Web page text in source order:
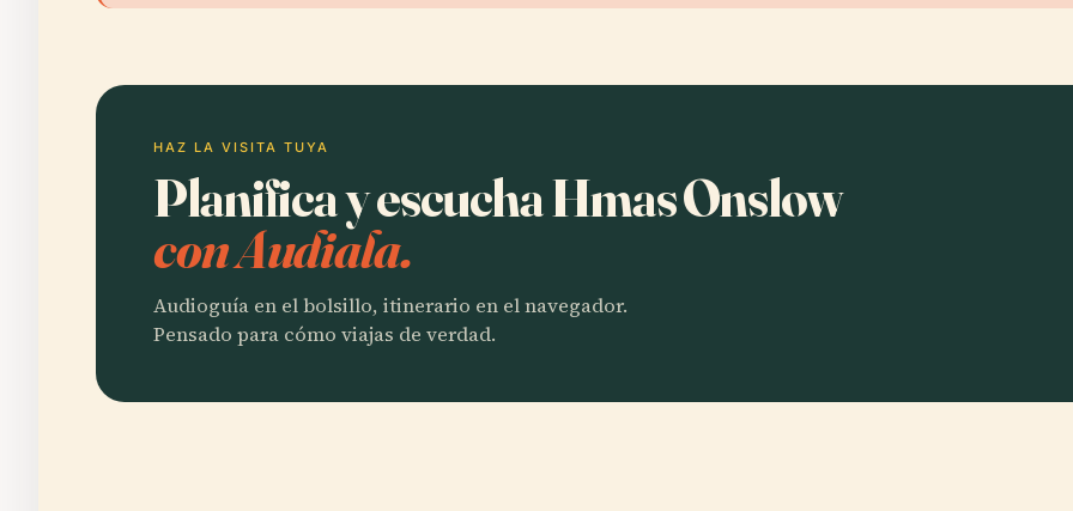
HAZ LA VISITA TUYA
Planifica y escucha Hmas Onslow
con Audiala.
Audioguía en el bolsillo, itinerario en el navegador.
Pensado para cómo viajas de verdad.